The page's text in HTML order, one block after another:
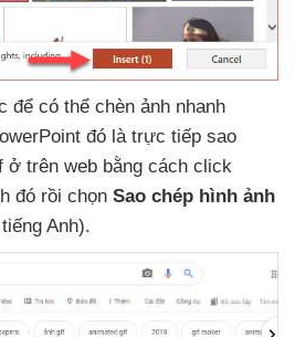
để có thể chèn ảnh nhanh
đó là trực tiếp sao
ở trên web bằng cách click
đó rồi chọn Sao chép hình ảnh
Anh).